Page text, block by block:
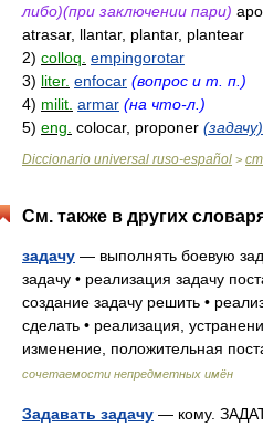
либо)(при заключении пари)
atrasar, llantar, plantar, plantear
2) colloq. empingorotar
3) liter. enfocar (вопрос и т. п.)
4) milit. armar (на что-л.)
5) eng. colocar, proponer (задачу)
Diccionario universal ruso-español >
См. также в других
задачу — выполнять боевую
задачу • реализация задачу
создание задачу решить •
сделать • реализация,
изменение, положительная
сочетаемости непредметных имён
Задавать задачу — кому.